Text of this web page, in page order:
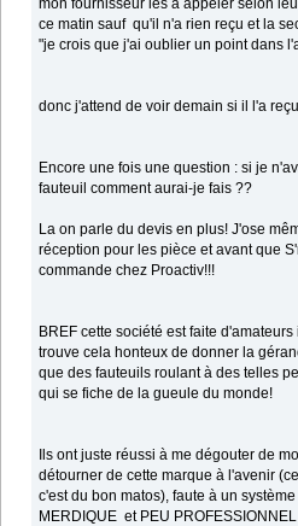
ce matin sauf qu'il n'a rien reçu et la
"je crois que j'ai oublier un point dans
donc j'attend de voir demain si il l'a
Encore une fois une question : si je
fauteuil comment aurai-je fais ??
La on parle du devis en plus! J'ose
réception pour les pièce et avant que
commande chez Proactiv!!!
BREF cette société est faite
trouve cela honteux de donner la
que des fauteuils roulant à des telles
qui se fiche de la gueule du monde!
Ils ont juste réussi à me dégouter de
détourner de cette marque à l'avenir
c'est du bon matos), faute à un
MERDIQUE et PEU PROFESSIONNEL